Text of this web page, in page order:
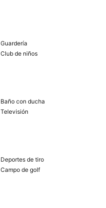
Guardería
Club de niños
Baño con ducha
Televisión
Deportes de tiro
Campo de golf